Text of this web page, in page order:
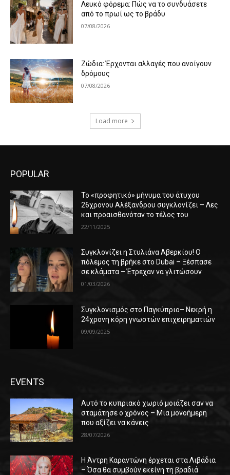
Λευκό φόρεμα: Πώς να το συνδυάσετε
από το πρωί ως το βράδυ
07/08/2026
Ζώδια: Έρχονται αλλαγές που ανοίγουν
δρόμους
07/08/2026
Load more
POPULAR
Το «προφητικό» μήνυμα του άτυχου
26χρονου Αλέξανδρου συγκλονίζει – Λες
και προαισθανόταν το τέλος του
22/11/2025
Συγκλονίζει η Στυλιάνα Αβερκίου! Ο
πόλεμος τη βρήκε στο Dubai – Ξέσπασε
σε κλάματα – Έτρεχαν να γλιτώσουν
01/03/2026
Συγκλονισμός στο Παγκύπριο– Νεκρή η
24χρονη κόρη γνωστών επιχειρηματιών
09/09/2025
EVENTS
Αυτό το κυπριακό χωριό μοιάζει σαν να
σταμάτησε ο χρόνος – Μια μονοήμερη
που αξίζει να κάνεις
28/07/2026
Η Άντρη Καραντώνη έρχεται στα Λιβάδια
– Όσα θα συμβούν εκείνη τη βραδιά